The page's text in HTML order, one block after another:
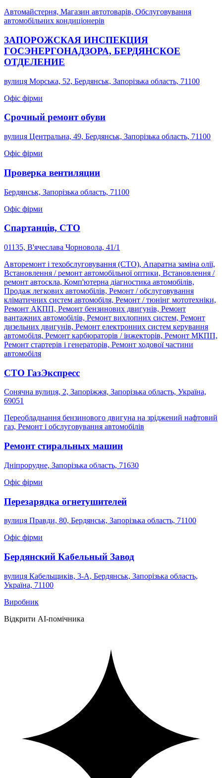
Автомайстерня, Магазин автотоварів, Обслуговування
автомобільних кондиціонерів
ЗАПОРОЖСКАЯ ИНСПЕКЦИЯ
ГОСЭНЕРГОНАДЗОРА, БЕРДЯНСКОЕ
ОТДЕЛЕНИЕ
вулиця Морська, 52, Бердянськ, Запорізька область, 71100
Офіс фірми
Срочный ремонт обуви
вулиця Центральна, 49, Бердянськ, Запорізька область, 71100
Офіс фірми
Проверка вентиляции
Бердянськ, Запорізька область, 71100
Офіс фірми
Спартанців, СТО
01135, В'ячеслава Чорновола, 41/1
Авторемонт і техобслуговування (СТО), Апаратна заміна олії,
Встановлення / ремонт автомобільної оптики, Встановлення /
ремонт автоскла, Комп'ютерна діагностика автомобілів,
Продаж легкових автомобілів, Ремонт / обслуговування
кліматичних систем автомобіля, Ремонт / тюнінг мототехніки,
Ремонт АКПП, Ремонт бензинових двигунів, Ремонт
вантажних автомобілів, Ремонт вихлопних систем, Ремонт
дизельних двигунів, Ремонт електронних систем керування
автомобіля, Ремонт карбюраторів / інжекторів, Ремонт МКПП,
Ремонт стартерів і генераторів, Ремонт ходової частини
автомобіля
СТО ГазЭкспресс
Сонячна вулиця, 2, Запоріжжя, Запорізька область, Україна,
69051
Переобладнання бензинового двигуна на зріджений нафтовий
газ, Ремонт і обслуговування автомобілів
Ремонт стиральных машин
Дніпрорудне, Запорізька область, 71630
Офіс фірми
Перезарядка огнетушителей
вулиця Правди, 80, Бердянськ, Запорізька область, 71100
Офіс фірми
Бердянский Кабельный Завод
вулиця Кабельщиків, 3-А, Бердянськ, Запорізька область,
Україна, 71100
Виробник
Відкрити AI-помічника